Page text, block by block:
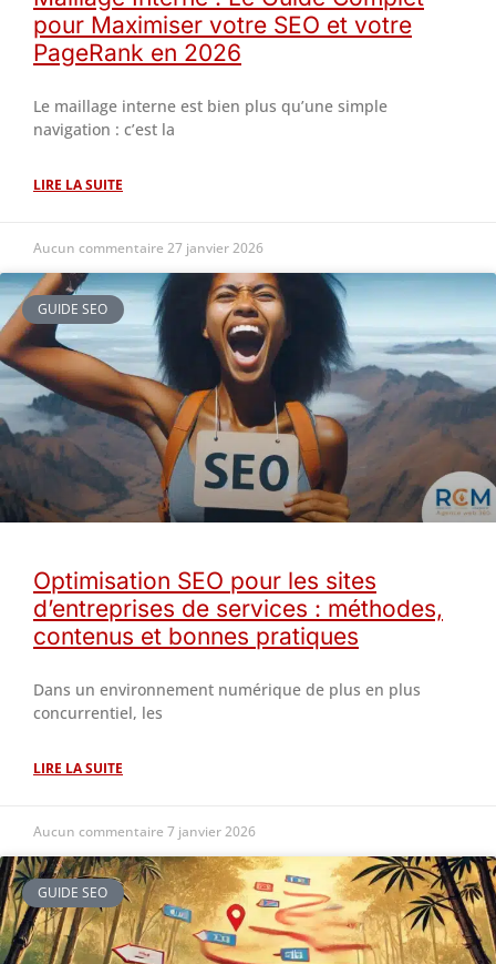
pour Maximiser votre SEO et votre
PageRank en 2026
Le maillage interne est bien plus qu’une simple
navigation : c’est la
LIRE LA SUITE
Aucun commentaire 27 janvier 2026
GUIDE SEO
Optimisation SEO pour les sites
d’entreprises de services : méthodes,
contenus et bonnes pratiques
Dans un environnement numérique de plus en plus
concurrentiel, les
LIRE LA SUITE
Aucun commentaire 7 janvier 2026
GUIDE SEO